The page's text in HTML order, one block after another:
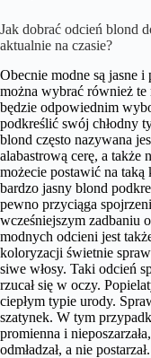
Jak dobrać odcień blond
aktualnie na czasie?
Obecnie modne są jasne
można wybrać również
będzie odpowiednim
podkreślić swój chłodny
blond często nazywana
alabastrową cerę, a także
możecie postawić na taką
bardzo jasny blond
pewno przyciąga
wcześniejszym zadbaniu
modnych odcieni jest
koloryzacji świetnie
siwe włosy. Taki odcień
rzucał się w oczy.
ciepłym typie urody.
szatynek. W tym
promienna i
odmładzał, a nie postarzał.